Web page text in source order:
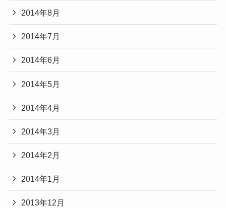
2014年8月
2014年7月
2014年6月
2014年5月
2014年4月
2014年3月
2014年2月
2014年1月
2013年12月